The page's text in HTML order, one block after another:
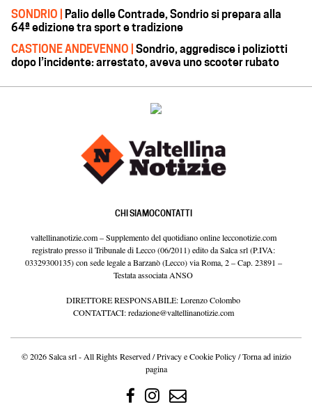
SONDRIO | Palio delle Contrade, Sondrio si prepara alla
64ª edizione tra sport e tradizione
CASTIONE ANDEVENNO | Sondrio, aggredisce i poliziotti
dopo l’incidente: arrestato, aveva uno scooter rubato
CHI SIAMOCONTATTI
valtellinanotizie.com – Supplemento del quotidiano online lecconotizie.com
registrato presso il Tribunale di Lecco (06/2011) edito da Salca srl (P.IVA:
03329300135) con sede legale a Barzanò (Lecco) via Roma, 2 – Cap. 23891 –
Testata associata ANSO
DIRETTORE RESPONSABILE: Lorenzo Colombo
CONTATTACI:redazione@valtellinanotizie.com
© 2026 Salca srl - All Rights Reserved /Privacy e Cookie Policy/Torna ad inizio
pagina